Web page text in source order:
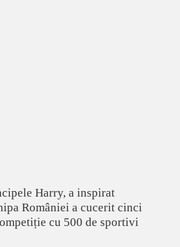
Harry, a inspirat
României a cucerit cinci
cu 500 de sportivi